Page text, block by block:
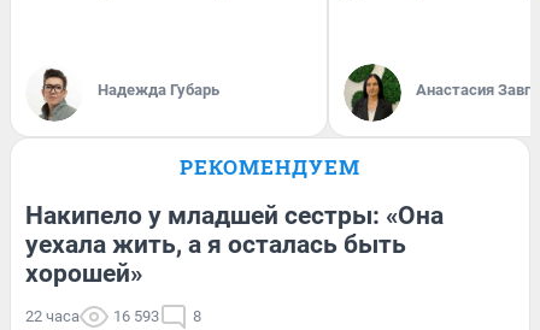
Надежда Губарь Анастасия
РЕКОМЕНДУЕМ
Накипело у младшей сестры: «Она
уехала жить, а я осталась быть
хорошей»
22 часа 16 593 8